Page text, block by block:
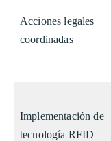
Acciones legales
coordinadas
Implementación de
tecnología RFID